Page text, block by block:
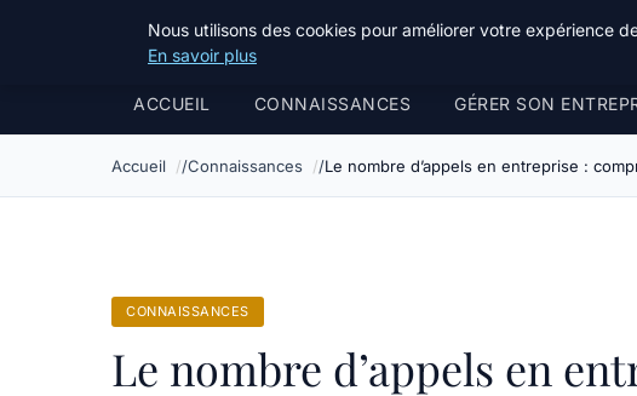
Bible Telemarketing
ACCUEIL CONNAISSANCES GÉRER SON
Accueil Connaissances Le nombre d’appels en entreprise :
CONNAISSANCES
Le nombre d’appels en
Nous utilisons des cookies pour améliorer votre expérience
En savoir plus